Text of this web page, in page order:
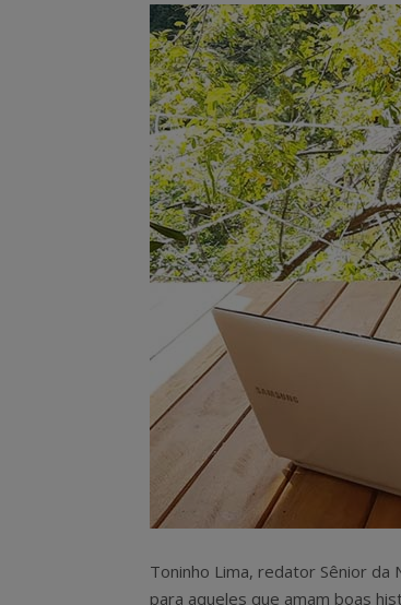
Toninho Lima, redator Sênior
para aqueles que amam boas